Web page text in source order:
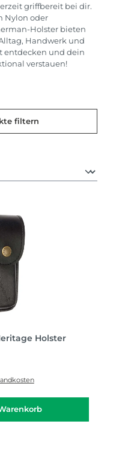
griffbereit bei dir.
Nylon oder
Holster bieten
Handwerk und
entdecken und dein
verstauen!
filtern
Holster